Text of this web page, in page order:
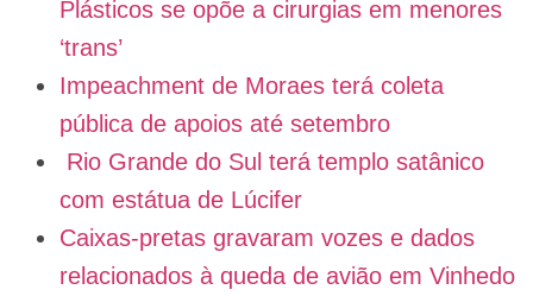
Plásticos se opõe a cirurgias em menores
‘trans’
Impeachment de Moraes terá coleta
pública de apoios até setembro
Rio Grande do Sul terá templo satânico
com estátua de Lúcifer
Caixas-pretas gravaram vozes e dados
relacionados à queda de avião em Vinhedo